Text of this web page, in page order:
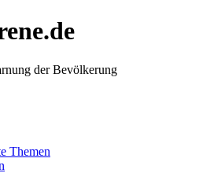
der Bevölkerung
Themen